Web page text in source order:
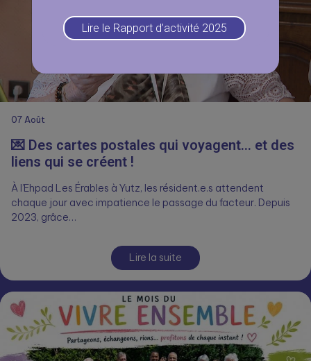
07Août
💌 Des cartes postales qui voyagent… et des
liens qui se créent !
À l’Ehpad Les Érables à Yutz, les résident.e.s attendent
chaque jour avec impatience le passage du facteur. Depuis
2023, grâce…
Lire la suite
Lire le Rapport d’activité 2025